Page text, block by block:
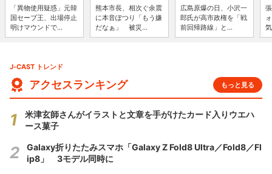
「異物使用疑惑」元韓
国セーブ王、出場停止
明けマウンドで...
熊本市長、相次ぐ余震
に本音ぽつり「もう嫌
だなぁ」 被災...
広島原爆の日、小沢一
郎氏が高市政権を「戦
前回帰路線」と...
J-CAST トレンド
アクセスランキング もっと見る
米津玄師さんがイラストと文章を手がけたカード入りウエハ
ース菓子
Galaxy折りたたみスマホ「Galaxy Z Fold8 Ultra／Fold8／Fl
ip8」 3モデル同時に